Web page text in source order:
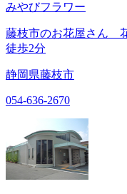
みやびフラワー
藤枝市のお花屋さん
徒歩2分
静岡県藤枝市
054-636-2670